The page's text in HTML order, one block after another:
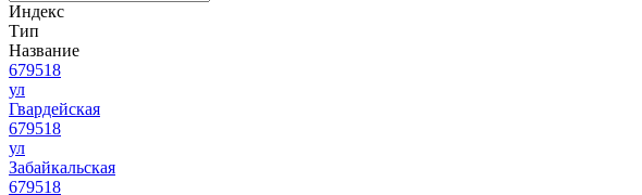
Индекс
Тип
Название
679518
ул
Гвардейская
679518
ул
Забайкальская
679518